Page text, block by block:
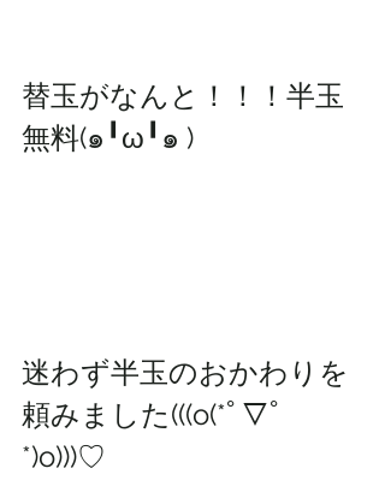
替玉がなんと！！！半玉
無料(๑╹ω╹๑ )
迷わず半玉のおかわりを
頼みました(((o(*ﾟ▽ﾟ
*)o)))♡